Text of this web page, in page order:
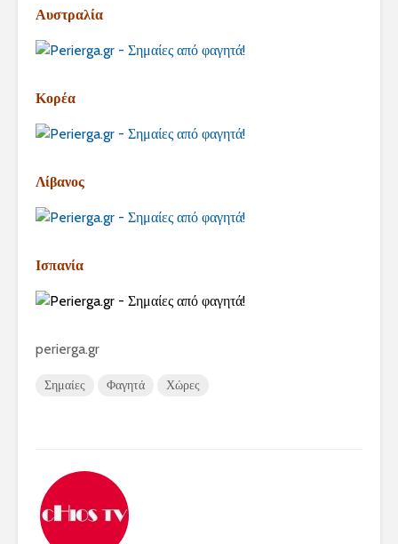
Αυστραλία
Κορέα
Λίβανος
Ισπανία
perierga.gr
Σημαίες Φαγητά Χώρες